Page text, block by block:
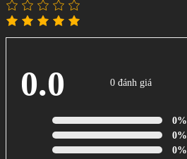
0.0 0 đánh giá
0%
0%
0%